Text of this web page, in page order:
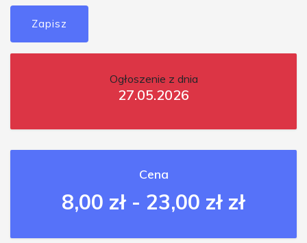
Zapisz
Ogłoszenie z dnia
27.05.2026
Cena
8,00 zł - 23,00 zł zł